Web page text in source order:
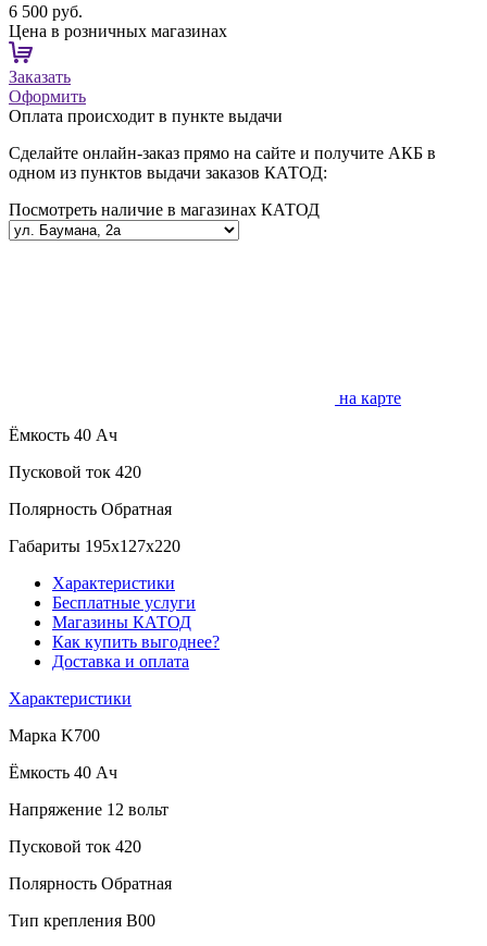
6 500 руб.
Цена в розничных магазинах
Заказать
Оформить
Оплата происходит в пункте выдачи
Сделайте онлайн-заказ прямо на сайте и получите АКБ в
одном из пунктов выдачи заказов КАТОД:
Посмотреть наличие в магазинах КАТОД
на карте
Ёмкость 40 Ач
Пусковой ток 420
Полярность Обратная
Габариты 195x127x220
Характеристики
Бесплатные услуги
Магазины КАТОД
Как купить выгоднее?
Доставка и оплата
Характеристики
Марка K700
Ёмкость 40 Ач
Напряжение 12 вольт
Пусковой ток 420
Полярность Обратная
Тип крепления B00